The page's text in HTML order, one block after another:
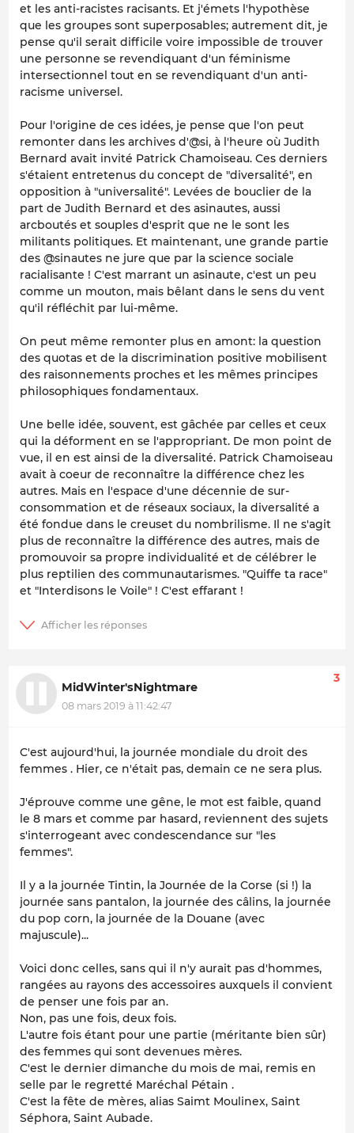
et les anti-racistes racisants. Et j'émets l'hypothèse
que les groupes sont superposables; autrement dit, je
pense qu'il serait difficile voire impossible de trouver
une personne se revendiquant d'un féminisme
intersectionnel tout en se revendiquant d'un anti-
racisme universel.
Pour l'origine de ces idées, je pense que l'on peut
remonter dans les archives d'@si, à l'heure où Judith
Bernard avait invité Patrick Chamoiseau. Ces derniers
s'étaient entretenus du concept de "diversalité", en
opposition à "universalité". Levées de bouclier de la
part de Judith Bernard et des asinautes, aussi
arcboutés et souples d'esprit que ne le sont les
militants politiques. Et maintenant, une grande partie
des @sinautes ne jure que par la science sociale
racialisante ! C'est marrant un asinaute, c'est un peu
comme un mouton, mais bêlant dans le sens du vent
qu'il réfléchit par lui-même.
On peut même remonter plus en amont: la question
des quotas et de la discrimination positive mobilisent
des raisonnements proches et les mêmes principes
philosophiques fondamentaux.
Une belle idée, souvent, est gâchée par celles et ceux
qui la déforment en se l'appropriant. De mon point de
vue, il en est ainsi de la diversalité. Patrick Chamoiseau
avait à coeur de reconnaître la différence chez les
autres. Mais en l'espace d'une décennie de sur-
consommation et de réseaux sociaux, la diversalité a
été fondue dans le creuset du nombrilisme. Il ne s'agit
plus de reconnaître la différence des autres, mais de
promouvoir sa propre individualité et de célébrer le
plus reptilien des communautarismes. "Quiffe ta race"
et "Interdisons le Voile" ! C'est effarant !
MidWinter'sNightmare
08 mars 2019 à 11:42:47
3
C'est aujourd'hui, la journée mondiale du droit des
femmes . Hier, ce n'était pas, demain ce ne sera plus.
J'éprouve comme une gêne, le mot est faible, quand
le 8 mars et comme par hasard, reviennent des sujets
s'interrogeant avec condescendance sur "les
femmes".
Il y a la journée Tintin, la Journée de la Corse (si !) la
journée sans pantalon, la journée des câlins, la journée
du pop corn, la journée de la Douane (avec
majuscule)...
Voici donc celles, sans qui il n'y aurait pas d'hommes,
rangées au rayons des accessoires auxquels il convient
de penser une fois par an.
Non, pas une fois, deux fois.
L'autre fois étant pour une partie (méritante bien sûr)
des femmes qui sont devenues mères.
C'est le dernier dimanche du mois de mai, remis en
selle par le regretté Maréchal Pétain .
C'est la fête de mères, alias Saimt Moulinex, Saint
Séphora, Saint Aubade.